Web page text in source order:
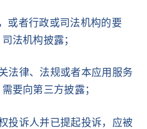
或者行政或司法机构的要
法机构披露；
法律、法规或者本应用服务
要向第三方披露；
投诉人并已提起投诉，应被